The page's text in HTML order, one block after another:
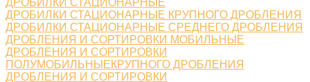
ДРОБИЛКИ СТАЦИОНАРНЫЕ
ДРОБИЛКИ СТАЦИОНАРНЫЕ КРУПНОГО ДРОБЛЕНИЯ
ДРОБИЛКИ СТАЦИОНАРНЫЕ СРЕДНЕГО ДРОБЛЕНИЯ
ДРОБЛЕНИЯ И СОРТИРОВКИ МОБИЛЬНЫЕ
ДРОБЛЕНИЯ И СОРТИРОВКИ
ПОЛУМОБИЛЬНЫЕКРУПНОГО ДРОБЛЕНИЯ
ДРОБЛЕНИЯ И СОРТИРОВКИ